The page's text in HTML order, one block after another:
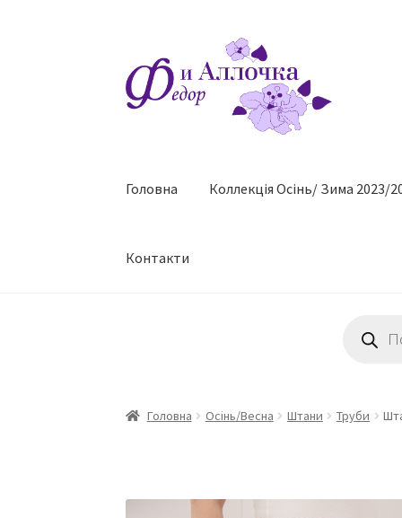
до
навігації
до
контенту
Головна Коллекцiя Осінь/ Зима 2023/
Контакти
товарів
Головна Осінь/Весна Штани Труби